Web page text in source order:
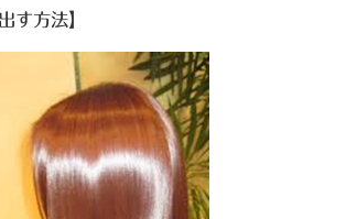
す方法】